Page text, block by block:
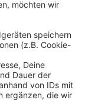
vier und
die
Zoo
aber nicht
des
kein